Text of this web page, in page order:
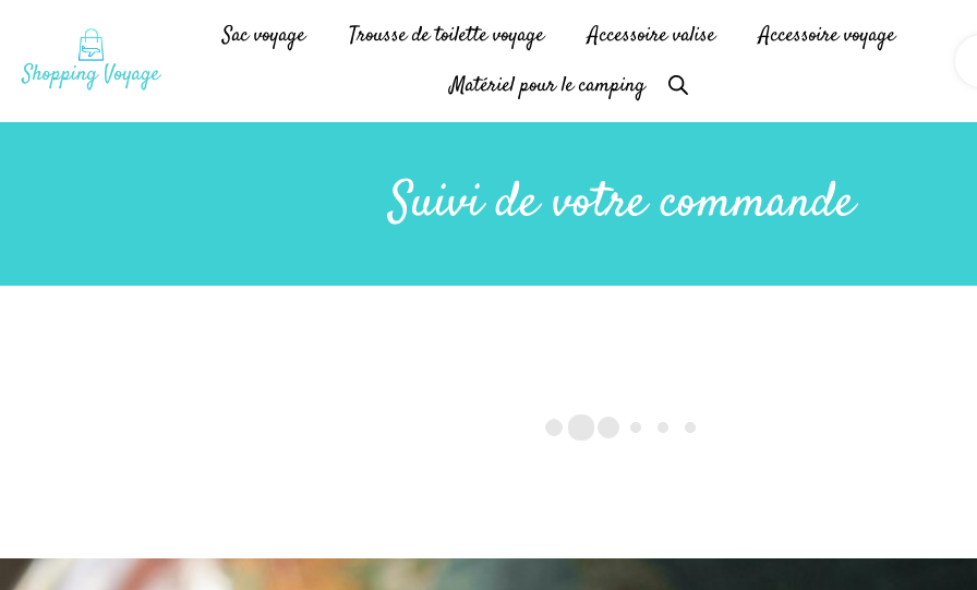
Sac voyage Trousse de toilette voyage Accessoire valise
Accessoire voyage
Matériel pour le camping
Suivi de votre commande